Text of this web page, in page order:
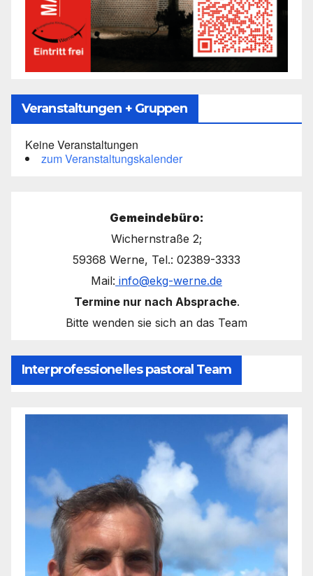
Veranstaltungen + Gruppen
Keine Veranstaltungen
zum Veranstaltungskalender
Gemeindebüro:
Wichernstraße 2;
59368 Werne, Tel.: 02389-3333
Mail: info@ekg-werne.de
Termine nur nach Absprache.
Bitte wenden sie sich an das Team
Interprofessionelles pastoral Team